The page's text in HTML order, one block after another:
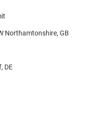
Northamtonshire, GB
DE